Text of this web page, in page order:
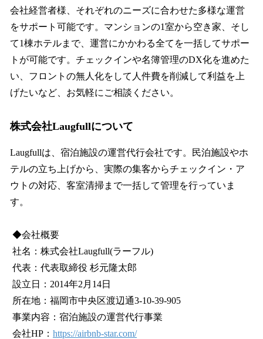
会社経営者様、それぞれのニーズに合わせた多様な運営
をサポート可能です。マンションの1室から空き家、そし
て1棟ホテルまで、運営にかかわる全てを一括してサポー
トが可能です。チェックインや名簿管理のDX化を進めた
い、フロントの無人化をして人件費を削減して利益を上
げたいなど、お気軽にご相談ください。
株式会社Laugfullについて
Laugfullは、宿泊施設の運営代行会社です。民泊施設やホ
テルの立ち上げから、実際の集客からチェックイン・ア
ウトの対応、客室清掃まで一括して管理を行っていま
す。
◆会社概要
社名：株式会社Laugfull(ラーフル)
代表：代表取締役 杉元隆太郎
設立日：2014年2月14日
所在地：福岡市中央区渡辺通3-10-39-905
事業内容：宿泊施設の運営代行事業
会社HP： https://airbnb-star.com/